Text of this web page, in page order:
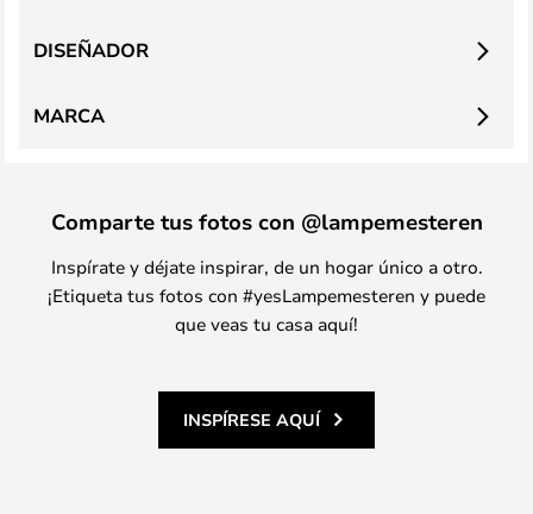
DISEÑADOR
MARCA
Comparte tus fotos con @lampemesteren
Inspírate y déjate inspirar, de un hogar único a otro.
¡Etiqueta tus fotos con #yesLampemesteren y puede
que veas tu casa aquí!
INSPÍRESE AQUÍ